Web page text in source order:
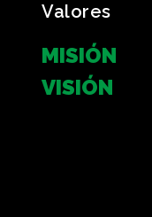
Valores
MISIÓN
VISIÓN